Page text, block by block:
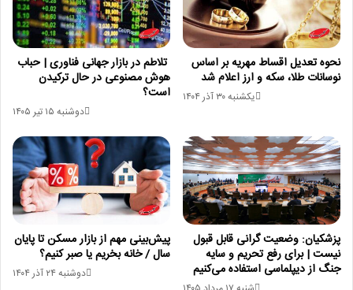
تلاطم در بازار جهانی فناوری | حباب
هوش مصنوعی در حال ترکیدن
است؟
دوشنبه ۱۵ تیر ۱۴۰۵
نحوه تعدیل اقساط مهریه بر اساس
نوسانات طلا، سکه و ارز اعلام شد
یکشنبه ۳۰ آذر ۱۴۰۴
پیش‌بینی مهم از بازار مسکن تا پایان
سال / خانه بخریم یا صبر کنیم؟
دوشنبه ۲۴ آذر ۱۴۰۴
پزشکیان: وضعیت گرانی قابل قبول
نیست | برای رفع تحریم و سایه
جنگ از دیپلماسی استفاده می‌کنیم